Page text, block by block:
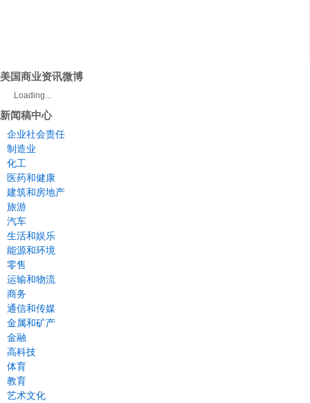
美国商业资讯微博
Loading...
新闻稿中心
企业社会责任
制造业
化工
医药和健康
建筑和房地产
旅游
汽车
生活和娱乐
能源和环境
零售
运输和物流
商务
通信和传媒
金属和矿产
金融
高科技
体育
教育
艺术文化